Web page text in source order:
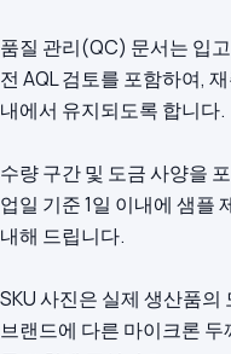
품질 관리(QC) 문서는 입
전 AQL 검토를 포함하여,
내에서 유지되도록 합니다.
수량 구간 및 도금 사양을
업일 기준 1일 이내에 샘플
내해 드립니다.
SKU 사진은 실제 생산품
브랜드에 다른 마이크론